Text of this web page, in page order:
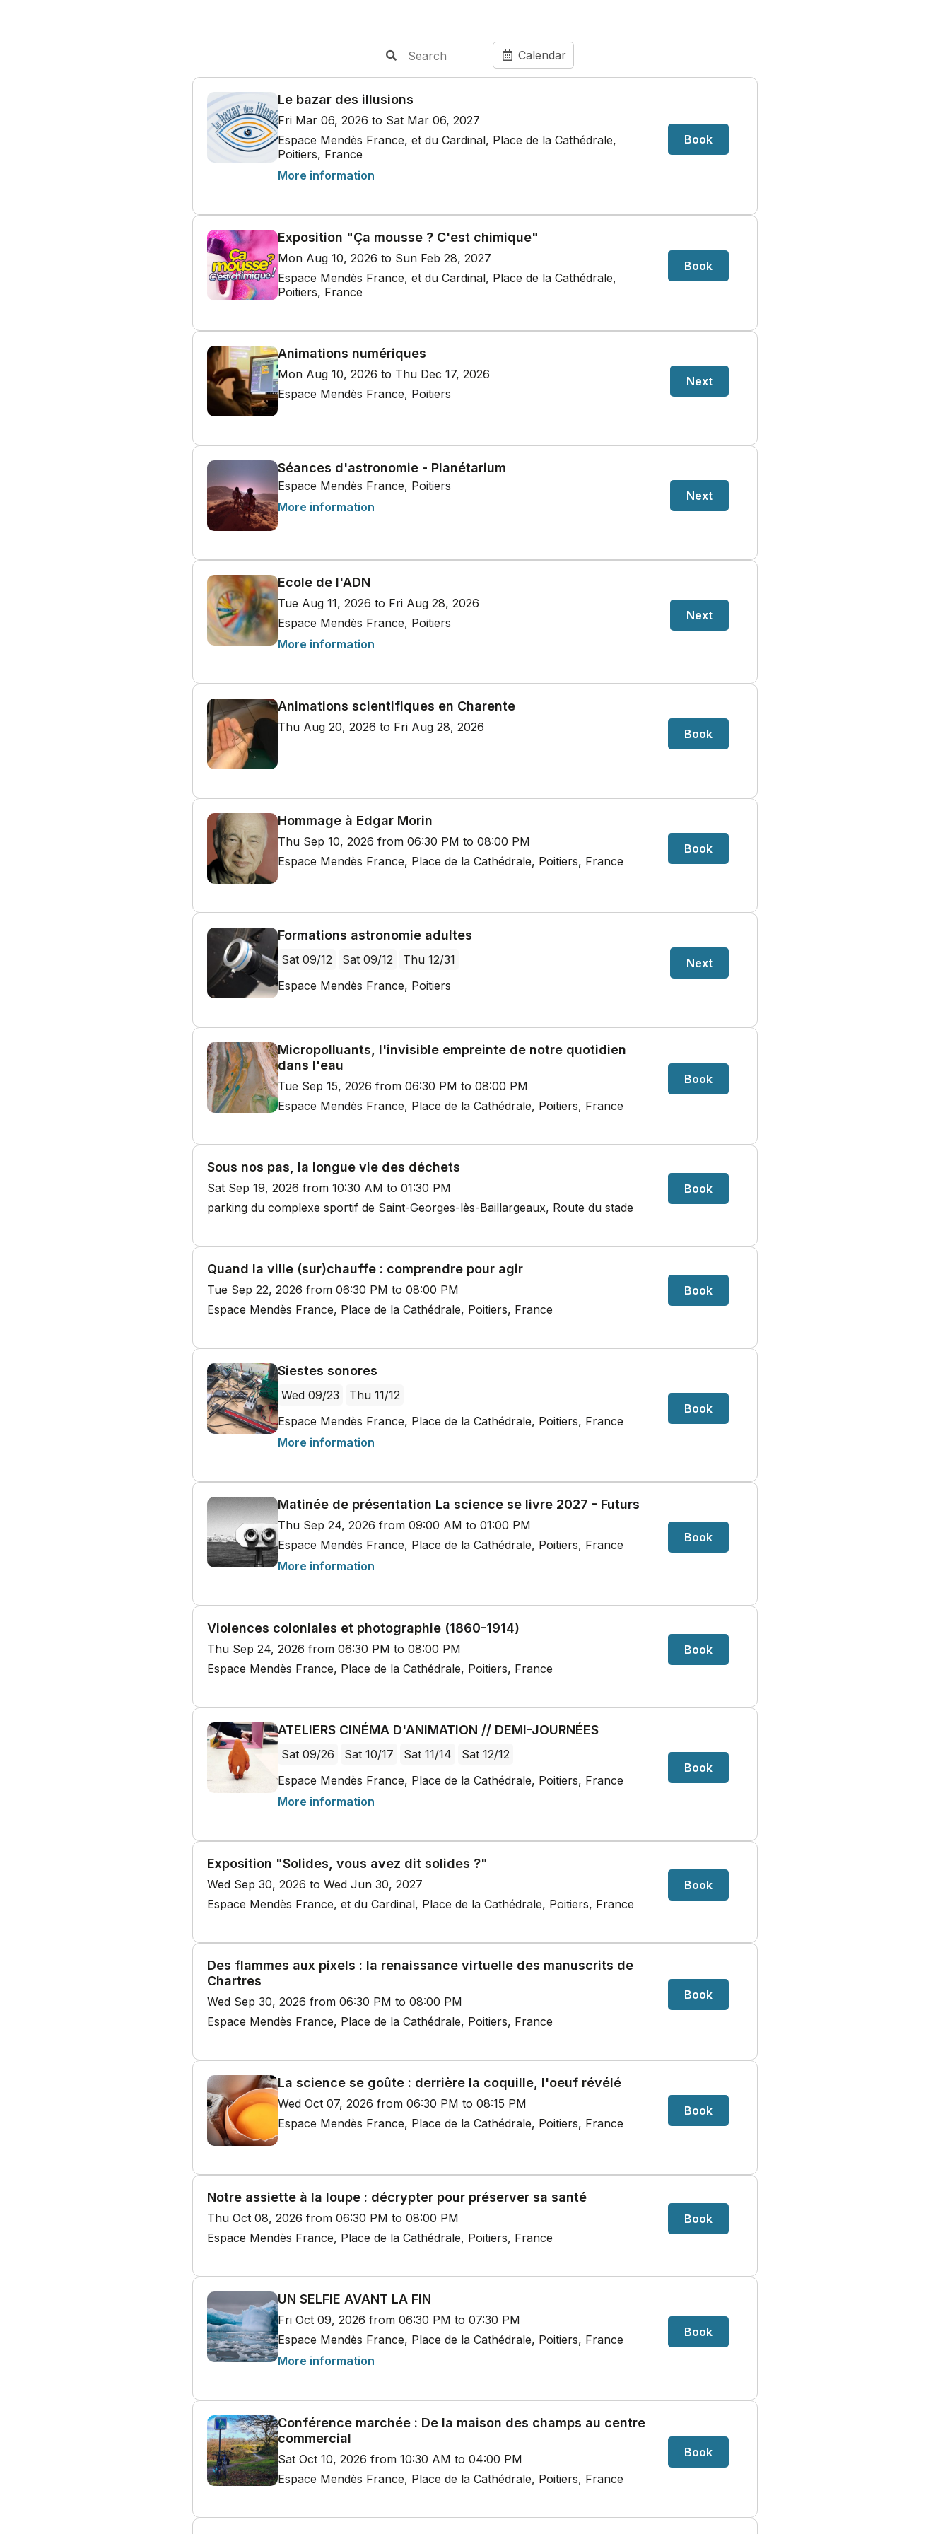
Calendar
Le bazar des illusions
Fri Mar 06, 2026 to Sat Mar 06, 2027
Espace Mendès France, et du Cardinal, Place de la Cathédrale,
Poitiers, France
More information
Book
Exposition "Ça mousse ? C'est chimique"
Mon Aug 10, 2026 to Sun Feb 28, 2027
Espace Mendès France, et du Cardinal, Place de la Cathédrale,
Poitiers, France
Book
Animations numériques
Mon Aug 10, 2026 to Thu Dec 17, 2026
Espace Mendès France, Poitiers
Next
Séances d'astronomie - Planétarium
Espace Mendès France, Poitiers
More information
Next
Ecole de l'ADN
Tue Aug 11, 2026 to Fri Aug 28, 2026
Espace Mendès France, Poitiers
More information
Next
Animations scientifiques en Charente
Thu Aug 20, 2026 to Fri Aug 28, 2026 Book
Hommage à Edgar Morin
Thu Sep 10, 2026 from 06:30 PM to 08:00 PM
Espace Mendès France, Place de la Cathédrale, Poitiers, France
Book
Formations astronomie adultes
Sat 09/12 Sat 09/12
Thu 12/31
Espace Mendès France, Poitiers
Next
Micropolluants, l'invisible empreinte de notre quotidien
dans l'eau
Tue Sep 15, 2026 from 06:30 PM to 08:00 PM
Espace Mendès France, Place de la Cathédrale, Poitiers, France
Book
Sous nos pas, la longue vie des déchets
Sat Sep 19, 2026 from 10:30 AM to 01:30 PM
parking du complexe sportif de Saint-Georges-lès-Baillargeaux, Route du stade
Book
Quand la ville (sur)chauffe : comprendre pour agir
Tue Sep 22, 2026 from 06:30 PM to 08:00 PM
Espace Mendès France, Place de la Cathédrale, Poitiers, France
Book
Siestes sonores
Wed 09/23
Thu 11/12
Espace Mendès France, Place de la Cathédrale, Poitiers, France
More information
Book
Matinée de présentation La science se livre 2027 - Futurs
Thu Sep 24, 2026 from 09:00 AM to 01:00 PM
Espace Mendès France, Place de la Cathédrale, Poitiers, France
More information
Book
Violences coloniales et photographie (1860-1914)
Thu Sep 24, 2026 from 06:30 PM to 08:00 PM
Espace Mendès France, Place de la Cathédrale, Poitiers, France
Book
ATELIERS CINÉMA D'ANIMATION // DEMI-JOURNÉES
Sat 09/26 Sat 10/17 Sat 11/14
Sat 12/12
Espace Mendès France, Place de la Cathédrale, Poitiers, France
More information
Book
Exposition "Solides, vous avez dit solides ?"
Wed Sep 30, 2026 to Wed Jun 30, 2027
Espace Mendès France, et du Cardinal, Place de la Cathédrale, Poitiers, France
Book
Des flammes aux pixels : la renaissance virtuelle des manuscrits de
Chartres
Wed Sep 30, 2026 from 06:30 PM to 08:00 PM
Espace Mendès France, Place de la Cathédrale, Poitiers, France
Book
La science se goûte : derrière la coquille, l'oeuf révélé
Wed Oct 07, 2026 from 06:30 PM to 08:15 PM
Espace Mendès France, Place de la Cathédrale, Poitiers, France
Book
Notre assiette à la loupe : décrypter pour préserver sa santé
Thu Oct 08, 2026 from 06:30 PM to 08:00 PM
Espace Mendès France, Place de la Cathédrale, Poitiers, France
Book
UN SELFIE AVANT LA FIN
Fri Oct 09, 2026 from 06:30 PM to 07:30 PM
Espace Mendès France, Place de la Cathédrale, Poitiers, France
More information
Book
Conférence marchée : De la maison des champs au centre
commercial
Sat Oct 10, 2026 from 10:30 AM to 04:00 PM
Espace Mendès France, Place de la Cathédrale, Poitiers, France
Book